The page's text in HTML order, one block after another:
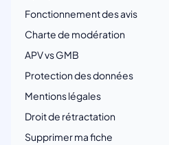
Fonctionnement des avis
Charte de modération
APV vs GMB
Protection des données
Mentions légales
Droit de rétractation
Supprimer ma fiche